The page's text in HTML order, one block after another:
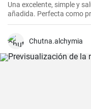
Una excelente, simple y
añadida. Perfecta como
Chutna.alchymia